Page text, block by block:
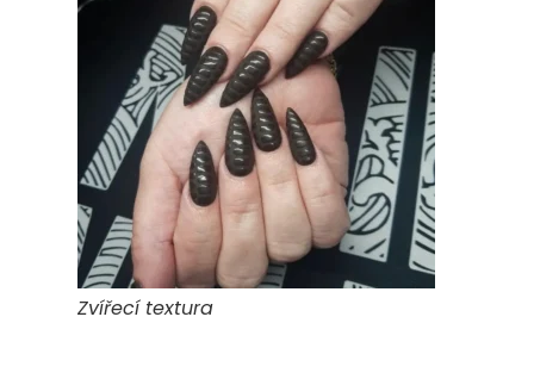
Zvířecí textura